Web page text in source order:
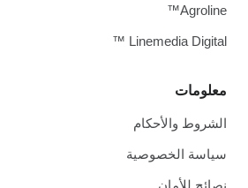
معلومات
الشروط والأحكام
سياسة الخصوصية
نصائح للأمان
Agroline™
Linemedia Digital ™